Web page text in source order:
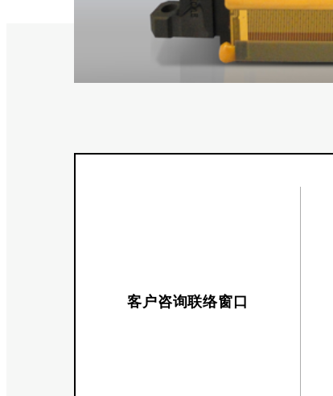
客户咨询联络窗口